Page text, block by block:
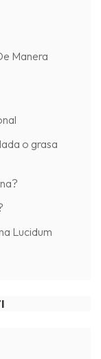
Manera
o grasa
Lucidum